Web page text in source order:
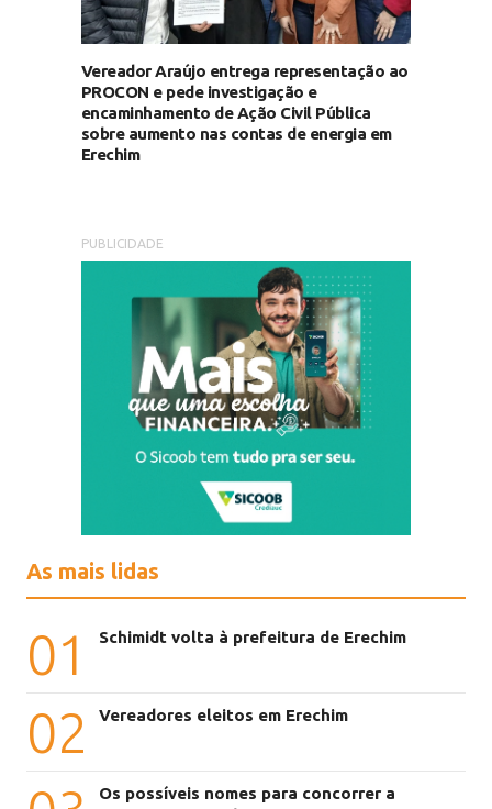
Vereador Araújo entrega representação ao
PROCON e pede investigação e
encaminhamento de Ação Civil Pública
sobre aumento nas contas de energia em
Erechim
PUBLICIDADE
As mais lidas
01 Schimidt volta à prefeitura de Erechim
02 Vereadores eleitos em Erechim
Os possíveis nomes para concorrer a